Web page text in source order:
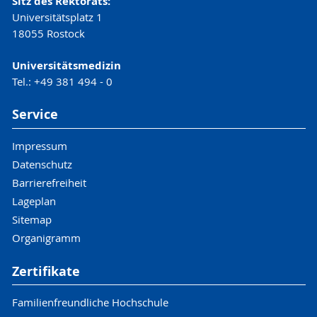
Universitätsplatz 1
18055 Rostock
Universitätsmedizin
Tel.: +49 381 494 - 0
Service
Impressum
Datenschutz
Barrierefreiheit
Lageplan
Sitemap
Organigramm
Zertifikate
Familienfreundliche Hochschule